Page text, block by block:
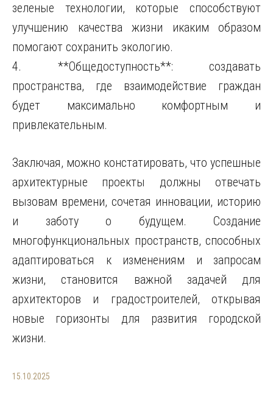
зеленые технологии, которые способствуют
улучшению качества жизни икаким образом
помогают сохранить экологию.
4. **Общедоступность**: создавать
пространства, где взаимодействие граждан
будет максимально комфортным и
привлекательным.
Заключая, можно констатировать, что успешные
архитектурные проекты должны отвечать
вызовам времени, сочетая инновации, историю
и заботу о будущем. Создание
многофункциональных пространств, способных
адаптироваться к изменениям и запросам
жизни, становится важной задачей для
архитекторов и градостроителей, открывая
новые горизонты для развития городской
жизни.
15.10.2025